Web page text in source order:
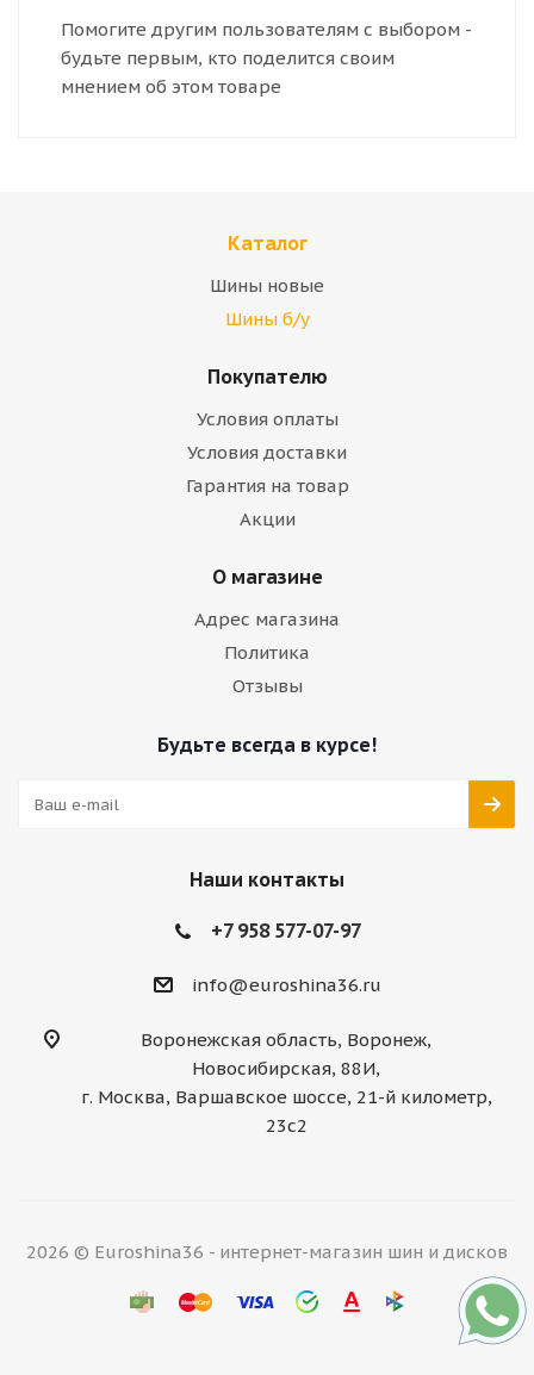
Помогите другим пользователям с выбором -
будьте первым, кто поделится своим
мнением об этом товаре
Каталог
Шины новые
Шины б/у
Покупателю
Условия оплаты
Условия доставки
Гарантия на товар
Акции
О магазине
Адрес магазина
Политика
Отзывы
Будьте всегда в курсе!
Наши контакты
+7 958 577-07-97
info@euroshina36.ru
Воронежская область, Воронеж,
Новосибирская, 88И,
г. Москва, Варшавское шоссе, 21-й километр,
23с2
2026 © Euroshina36 - интернет-магазин шин и дисков